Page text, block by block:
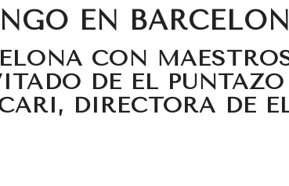
EN
CON
DE EL PUNTAZO
DIRECTORA DE